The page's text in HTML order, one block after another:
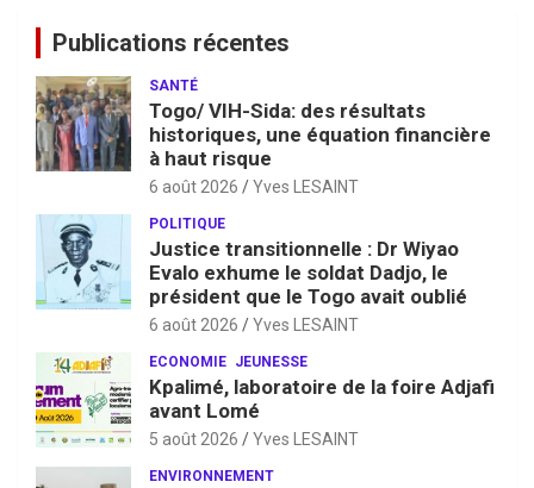
Publications récentes
SANTÉ
Togo/ VIH-Sida: des résultats
historiques, une équation financière
à haut risque
6 août 2026 Yves LESAINT
POLITIQUE
Justice transitionnelle : Dr Wiyao
Evalo exhume le soldat Dadjo, le
président que le Togo avait oublié
6 août 2026 Yves LESAINT
ECONOMIE JEUNESSE
Kpalimé, laboratoire de la foire Adjafi
avant Lomé
5 août 2026 Yves LESAINT
ENVIRONNEMENT